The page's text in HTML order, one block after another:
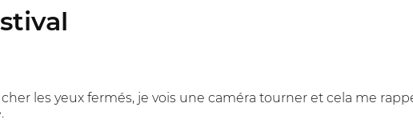
les yeux fermés, je vois une caméra tourner et cela me